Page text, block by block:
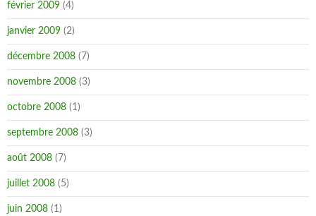
février 2009 (4)
janvier 2009 (2)
décembre 2008 (7)
novembre 2008 (3)
octobre 2008 (1)
septembre 2008 (3)
août 2008 (7)
juillet 2008 (5)
juin 2008 (1)